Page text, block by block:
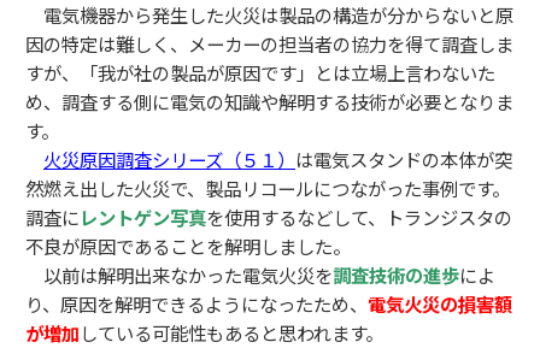
電気機器から発生した火災は製品の構造が分からないと原
因の特定は難しく、メーカーの担当者の協力を得て調査しま
すが、
「我が社の製品が原因です」とは立場上言わないた
め、調査する側に電気の知識や解明する技術が必要となりま
す。
火災原因調査シリーズ（５１） は電気スタンドの本体が突
然燃え出した火災で、製品リコールにつながった事例です。
調査にレントゲン写真を使用するなどして、
トランジスタの
不良が原因であることを解明しました。
以前は解明出来なかった電気火災を調査技術の進歩によ
り、原因を解明できるようになったため、 電気火災の損害額
が増加している可能性もあると思われます。